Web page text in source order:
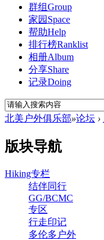
群组Group
家园 Space
帮助Help
排行榜Ranklist
相册Album
分享Share
记录Doing
北美户外俱乐部»论坛 ›
版块导航
Hiking专栏
结伴同行
GG/BCMC
专区
行走印记
多伦多户外